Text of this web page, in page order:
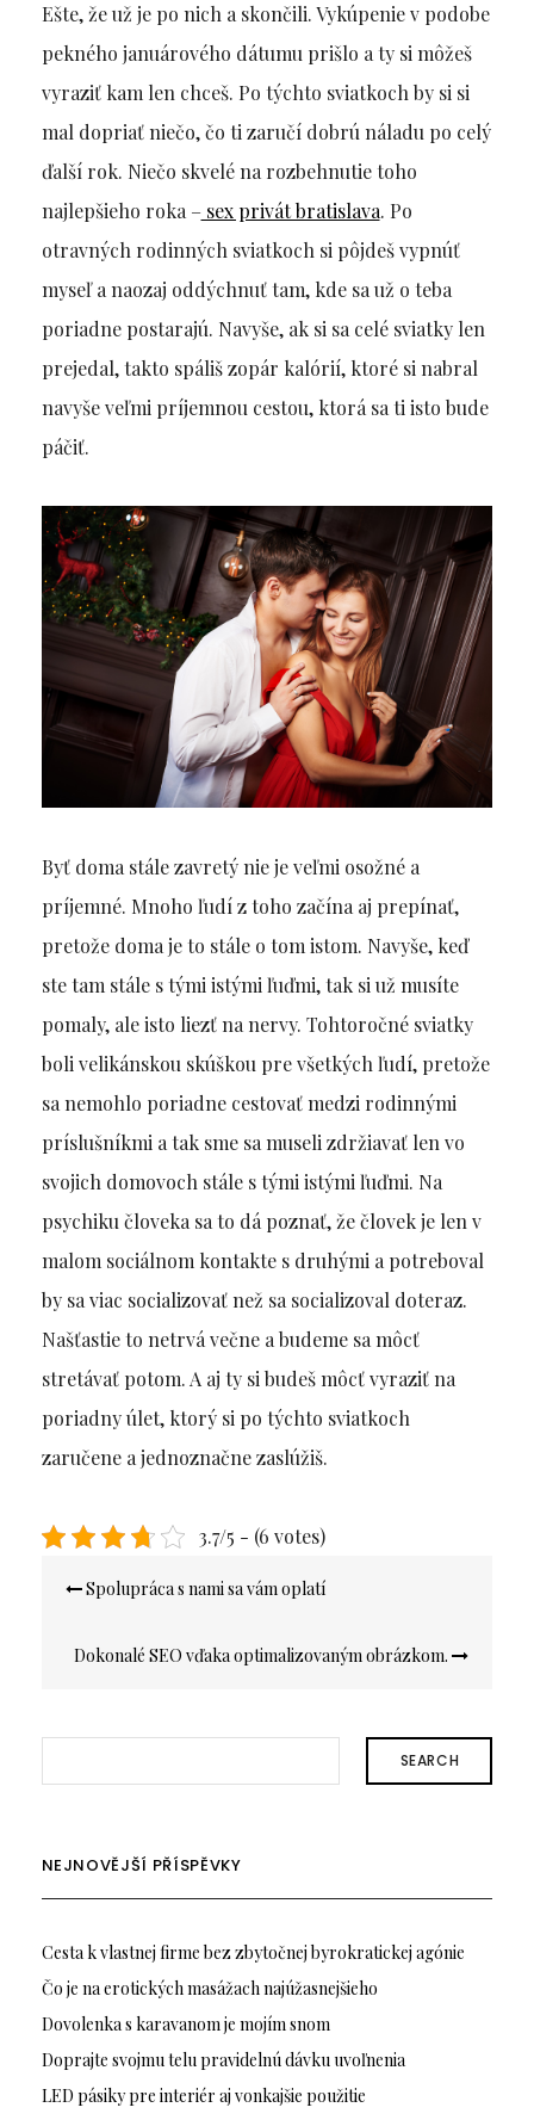
Ešte, že už je po nich a skončili. Vykúpenie v podobe
pekného januárového dátumu prišlo a ty si môžeš
vyraziť kam len chceš. Po týchto sviatkoch by si si
mal dopriať niečo, čo ti zaručí dobrú náladu po celý
ďalší rok. Niečo skvelé na rozbehnutie toho
najlepšieho roka –sex privát bratislava. Po
otravných rodinných sviatkoch si pôjdeš vypnúť
myseľ a naozaj oddýchnuť tam, kde sa už o teba
poriadne postarajú. Navyše, ak si sa celé sviatky len
prejedal, takto spáliš zopár kalórií, ktoré si nabral
navyše veľmi príjemnou cestou, ktorá sa ti isto bude
páčiť.
Byť doma stále zavretý nie je veľmi osožné a
príjemné. Mnoho ľudí z toho začína aj prepínať,
pretože doma je to stále o tom istom. Navyše, keď
ste tam stále s tými istými ľuďmi, tak si už musíte
pomaly, ale isto liezť na nervy. Tohtoročné sviatky
boli velikánskou skúškou pre všetkých ľudí, pretože
sa nemohlo poriadne cestovať medzi rodinnými
príslušníkmi a tak sme sa museli zdržiavať len vo
svojich domovoch stále s tými istými ľuďmi. Na
psychiku človeka sa to dá poznať, že človek je len v
malom sociálnom kontakte s druhými a potreboval
by sa viac socializovať než sa socializoval doteraz.
Našťastie to netrvá večne a budeme sa môcť
stretávať potom. A aj ty si budeš môcť vyraziť na
poriadny úlet, ktorý si po týchto sviatkoch
zaručene a jednoznačne zaslúžiš.
3.7/5 - (6 votes)
Navigace
proSpolupráca s nami sa vám oplatí
Dokonalé SEO vďaka optimalizovaným obrázkom.
SEARCH
NEJNOVĚJŠÍ PŘÍSPĚVKY
Cesta k vlastnej firme bez zbytočnej byrokratickej agónie
Čo je na erotických masážach najúžasnejšieho
Dovolenka s karavanom je mojím snom
Doprajte svojmu telu pravidelnú dávku uvoľnenia
LED pásiky pre interiér aj vonkajšie použitie